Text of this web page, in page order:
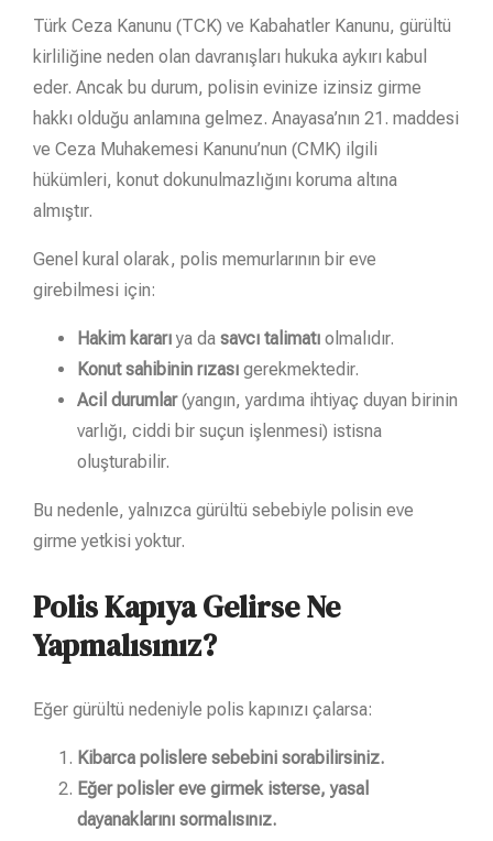
Türk Ceza Kanunu (TCK) ve Kabahatler Kanunu, gürültü
kirliliğine neden olan davranışları hukuka aykırı kabul
eder. Ancak bu durum, polisin evinize izinsiz girme
hakkı olduğu anlamına gelmez. Anayasa’nın 21. maddesi
ve Ceza Muhakemesi Kanunu’nun (CMK) ilgili
hükümleri, konut dokunulmazlığını koruma altına
almıştır.
Genel kural olarak, polis memurlarının bir eve
girebilmesi için:
Hakim kararı ya da savcı talimatı olmalıdır.
Konut sahibinin rızası gerekmektedir.
Acil durumlar(yangın, yardıma ihtiyaç duyan birinin
varlığı, ciddi bir suçun işlenmesi) istisna
oluşturabilir.
Bu nedenle, yalnızca gürültü sebebiyle polisin eve
girme yetkisi yoktur.
Polis Kapıya Gelirse Ne
Yapmalısınız?
Eğer gürültü nedeniyle polis kapınızı çalarsa:
Kibarca polislere sebebini sorabilirsiniz.
Eğer polisler eve girmek isterse, yasal
dayanaklarını sormalısınız.